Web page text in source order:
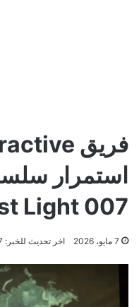
007 First Light
7 مايو، 2026 اخر تحديث للخبر: 7 مايو، 2026